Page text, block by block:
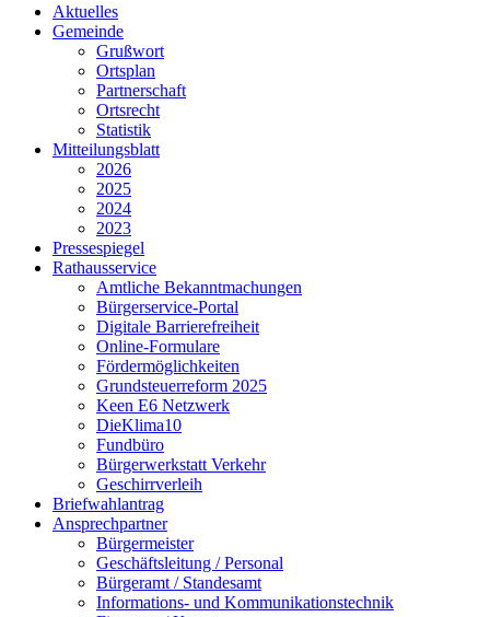
Aktuelles
Gemeinde
Grußwort
Ortsplan
Partnerschaft
Ortsrecht
Statistik
Mitteilungsblatt
2026
2025
2024
2023
Pressespiegel
Rathausservice
Amtliche Bekanntmachungen
Bürgerservice-Portal
Digitale Barrierefreiheit
Online-Formulare
Fördermöglichkeiten
Grundsteuerreform 2025
Keen E6 Netzwerk
DieKlima10
Fundbüro
Bürgerwerkstatt Verkehr
Geschirrverleih
Briefwahlantrag
Ansprechpartner
Bürgermeister
Geschäftsleitung / Personal
Bürgeramt / Standesamt
Informations- und Kommunikationstechnik